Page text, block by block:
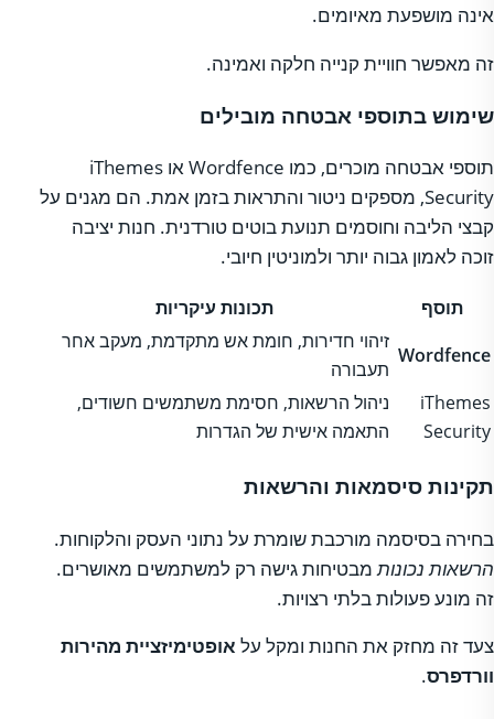
אינה מושפעת מאיומים.
זה מאפשר חוויית קנייה חלקה ואמינה.
שימוש בתוספי אבטחה מובילים
תוספי אבטחה מוכרים, כמו Wordfence או iThemes
Security, מספקים ניטור והתראות בזמן אמת. הם מגנים על
קבצי הליבה וחוסמים תנועת בוטים טורדנית. חנות יציבה
זוכה לאמון גבוה יותר ולמוניטין חיובי.
תוסף
תכונות עיקריות
Wordfence
זיהוי חדירות, חומת אש מתקדמת, מעקב אחר
תעבורה
iThemes
Security
ניהול הרשאות, חסימת משתמשים חשודים,
התאמה אישית של הגדרות
תקינות סיסמאות והרשאות
בחירה בסיסמה מורכבת שומרת על נתוני העסק והלקוחות.
הרשאות נכונות מבטיחות גישה רק למשתמשים מאושרים.
זה מונע פעולות בלתי רצויות.
צעד זה מחזק את החנות ומקל על אופטימיזציית מהירות
וורדפרס.